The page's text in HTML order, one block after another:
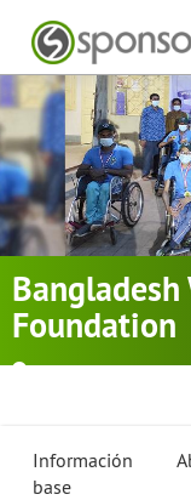
Foundation
Dhaka
Información
base